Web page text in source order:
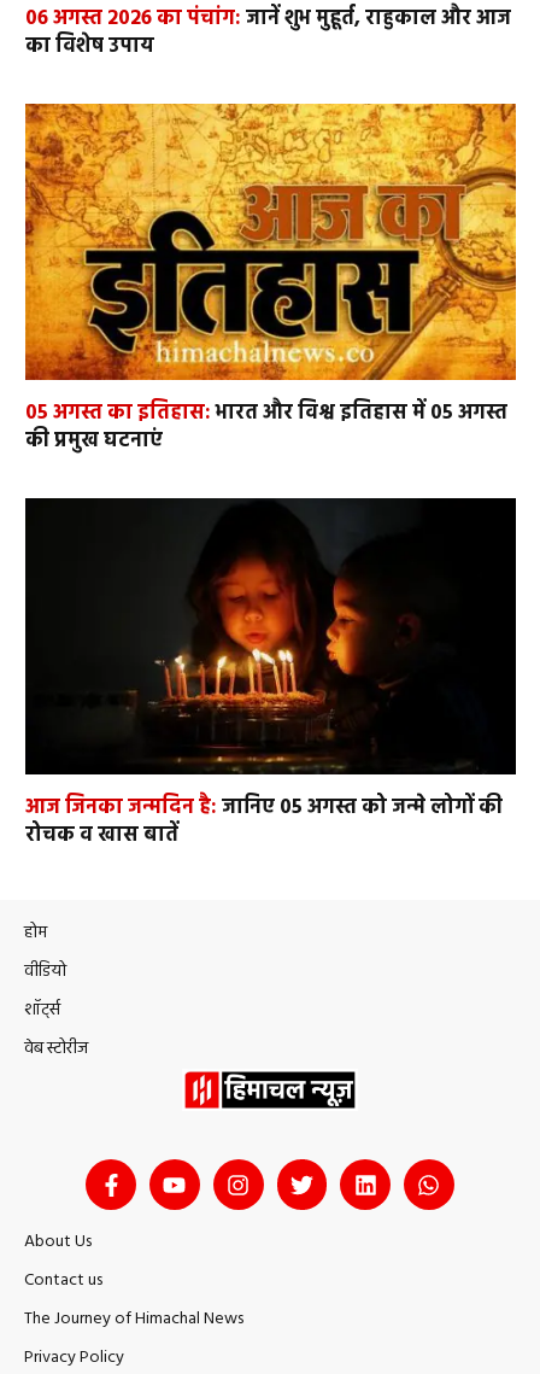
06 अगस्त 2026 का पंचांग:जानें शुभ मुहूर्त, राहुकाल और आज
का विशेष उपाय
05 अगस्त का इतिहास:भारत और विश्व इतिहास में 05 अगस्त
की प्रमुख घटनाएं
आज जिनका जन्मदिन है:जानिए 05 अगस्त को जन्मे लोगों की
रोचक व खास बातें
होम
वीडियो
शॉर्ट्स
वेब स्टोरीज
About Us
Contact us
The Journey of Himachal News
Privacy Policy